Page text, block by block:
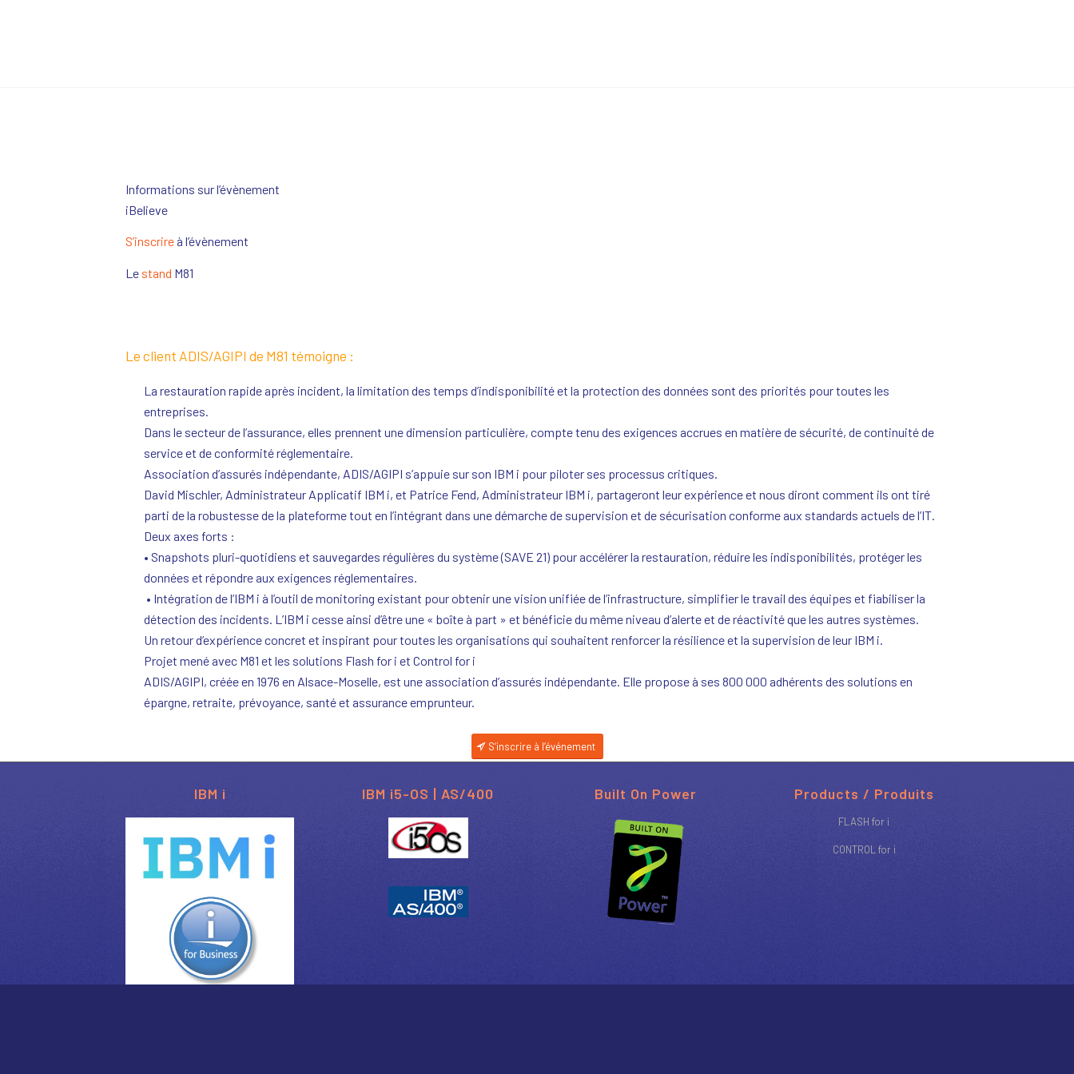
Informations sur l’évènement
iBelieve
S’inscrire à l’évènement
Le stand M81
Le client ADIS/AGIPI de M81 témoigne :
La restauration rapide après incident, la limitation des temps d’indisponibilité et la protection des données sont des priorités pour toutes les
entreprises.
Dans le secteur de l’assurance, elles prennent une dimension particulière, compte tenu des exigences accrues en matière de sécurité, de continuité de
service et de conformité réglementaire.
Association d’assurés indépendante, ADIS/AGIPI s’appuie sur son IBM i pour piloter ses processus critiques.
David Mischler, Administrateur Applicatif IBM i, et Patrice Fend, Administrateur IBM i, partageront leur expérience et nous diront comment ils ont tiré
parti de la robustesse de la plateforme tout en l’intégrant dans une démarche de supervision et de sécurisation conforme aux standards actuels de l’IT.
Deux axes forts :
• Snapshots pluri-quotidiens et sauvegardes régulières du système (SAVE 21) pour accélérer la restauration, réduire les indisponibilités, protéger les
données et répondre aux exigences réglementaires.
• Intégration de l’IBM i à l’outil de monitoring existant pour obtenir une vision unifiée de l’infrastructure, simplifier le travail des équipes et fiabiliser la
détection des incidents. L’IBM i cesse ainsi d’être une « boîte à part » et bénéficie du même niveau d’alerte et de réactivité que les autres systèmes.
Un retour d’expérience concret et inspirant pour toutes les organisations qui souhaitent renforcer la résilience et la supervision de leur IBM i.
Projet mené avec M81 et les solutions Flash for i et Control for i
ADIS/AGIPI, créée en 1976 en Alsace-Moselle, est une association d’assurés indépendante. Elle propose à ses 800 000 adhérents des solutions en
épargne, retraite, prévoyance, santé et assurance emprunteur.
S‘inscrire à l’événement
IBM i IBM i5-OS | AS/400 Built On Power Products / Produits
FLASH for i
CONTROL for i